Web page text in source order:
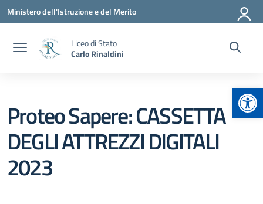
Vai ai contenuti
Vai al menu di navigazione
Vai al footer
Ministero dell'Istruzione e del Merito
Liceo di Stato
Carlo Rinaldini
Proteo Sapere: CASSETTA
DEGLI ATTREZZI DIGITALI
2023